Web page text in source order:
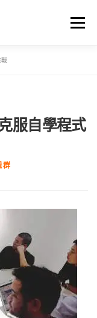
選單
服自學程式
群